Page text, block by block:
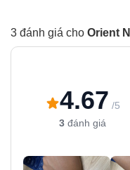
3 đánh giá cho Orient
4.67 /5
3 đánh giá